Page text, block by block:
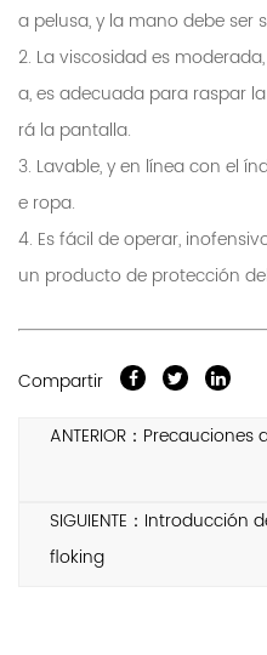
a pelusa, y la mano debe ser
2. La viscosidad es
a, es adecuada para raspar
rá la pantalla.
3. Lavable, y en línea con el
e ropa.
4. Es fácil de operar,
un producto de protección
Compartir
ANTERIOR：
SIGUIENTE：
floking